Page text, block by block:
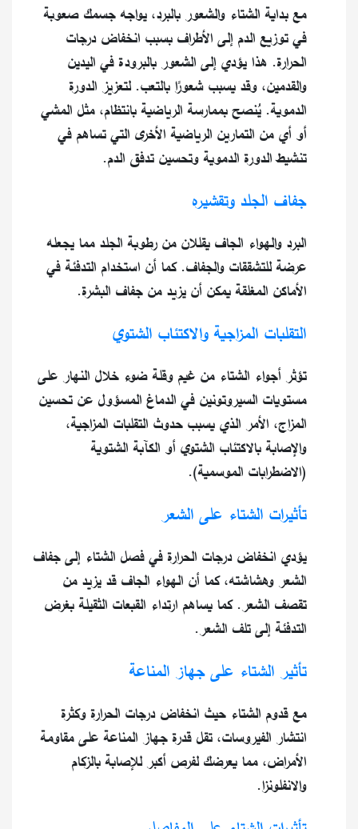
مع بداية الشتاء والشعور بالبرد، يواجه جسمك صعوبة
في توزيع الدم إلى الأطراف بسبب انخفاض درجات
الحرارة. هذا يؤدي إلى الشعور بالبرودة في اليدين
والقدمين، وقد يسبب شعورًا بالتعب. لتعزيز الدورة
الدموية. يُنصح بممارسة الرياضية بانتظام، مثل المشي
أو أي من التمارين الرياضية الأخرى التي تساهم في
تنشيط الدورة الدموية وتحسين تدفق الدم.
جفاف الجلد وتقشيره
البرد والهواء الجاف يقللان من رطوبة الجلد مما يجعله
عرضة للتشققات والجفاف. كما أن استخدام التدفئة في
الأماكن المغلقة يمكن أن يزيد من جفاف البشرة.
التقلبات المزاجية والاكتئاب الشتوي
تؤثر أجواء الشتاء من غيم وقلة ضوء خلال النهار على
مستويات السيروتونين في الدماغ المسؤول عن تحسين
المزاج، الأمر الذي يسبب حدوث التقلبات المزاجية،
والإصابة بالاكتئاب الشتوي أو الكآبة الشتوية
(الاضطرابات الموسمية).
تأثيرات الشتاء على الشعر
يؤدي انخفاض درجات الحرارة في فصل الشتاء إلى جفاف
الشعر وهشاشته، كما أن الهواء الجاف قد يزيد من
تقصف الشعر. كما يساهم ارتداء القبعات الثقيلة بغرض
التدفئة إلى تلف الشعر.
تأثير الشتاء على جهاز المناعة
مع قدوم الشتاء حيث انخفاض درجات الحرارة وكثرة
انتشار الفيروسات، تقل قدرة جهاز المناعة على مقاومة
الأمراض، مما يعرضك لفرص أكبر للإصابة بالزكام
والانفلونزا.